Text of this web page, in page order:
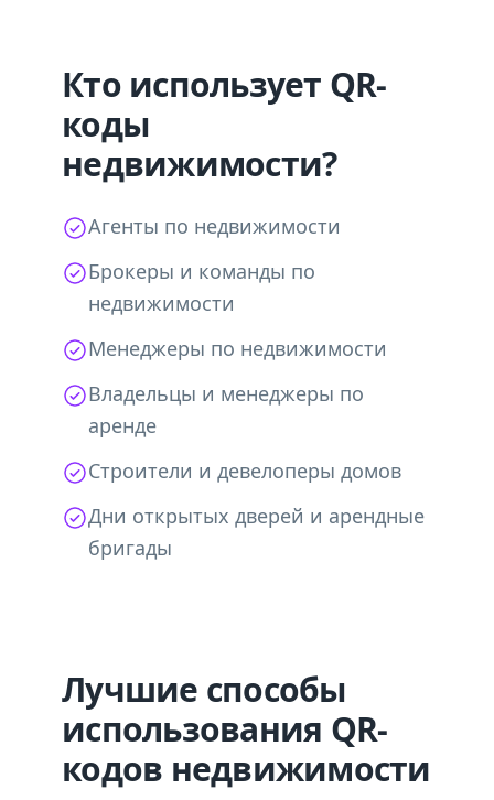
Кто использует QR-
коды
недвижимости?
Агенты по недвижимости
Брокеры и команды по
недвижимости
Менеджеры по недвижимости
Владельцы и менеджеры по
аренде
Строители и девелоперы домов
Дни открытых дверей и арендные
бригады
Лучшие способы
использования QR-
кодов недвижимости